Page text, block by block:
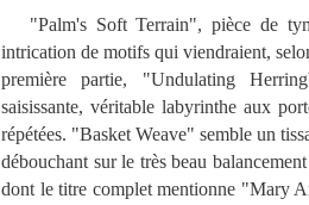
"Palm's Soft Terrain", pièce de
intrication de motifs qui viendraient,
première partie, "Undulating
saisissante, véritable labyrinthe aux
répétées. "Basket Weave" semble un
débouchant sur le très beau
dont le titre complet mentionne "Mary